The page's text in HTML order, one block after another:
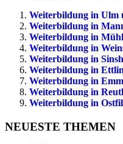
Weiterbildung in Ulm
Weiterbildung in
Weiterbildung in
Weiterbildung in
Weiterbildung in
Weiterbildung in
Weiterbildung in
Weiterbildung in
Weiterbildung in
NEUESTE THEMEN